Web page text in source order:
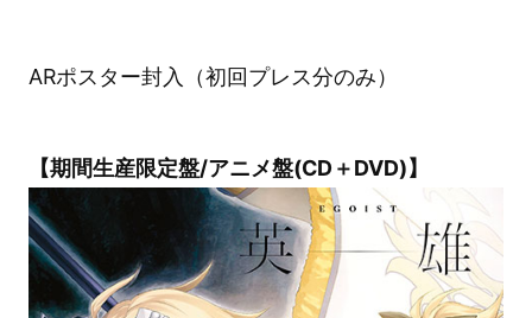
ARポスター封入（初回プレス分のみ）
【期間生産限定盤/アニメ盤(CD＋DVD)】